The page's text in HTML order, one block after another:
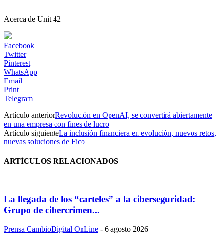
Acerca de Unit 42
Facebook
Twitter
Pinterest
WhatsApp
Email
Print
Telegram
Artículo anteriorRevolución en OpenAI, se convertirá abiertamente
en una empresa con fines de lucro
Artículo siguienteLa inclusión financiera en evolución, nuevos retos,
nuevas soluciones de Fico
ARTÍCULOS RELACIONADOS
La llegada de los “carteles” a la ciberseguridad:
Grupo de cibercrimen...
Prensa CambioDigital OnLine - 6 agosto 2026